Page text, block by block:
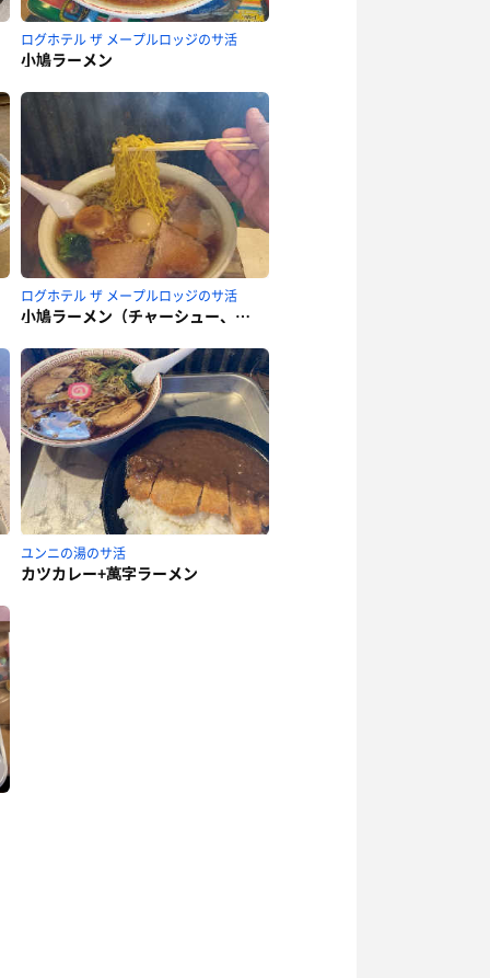
ログホテル ザ メープルロッジのサ活
小鳩ラーメン
ログホテル ザ メープルロッジのサ活
小鳩ラーメン（チャーシュー、特盛）
ユンニの湯のサ活
カツカレー+萬字ラーメン